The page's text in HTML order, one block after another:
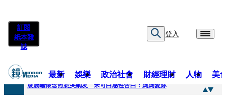
訂閱
紙本雜
誌
登入
最新 娛樂 政治社會 財經理財 人物 美
快訊
凌晨曬懷念照惹哭網友 米可白感性告白：媽媽愛妳